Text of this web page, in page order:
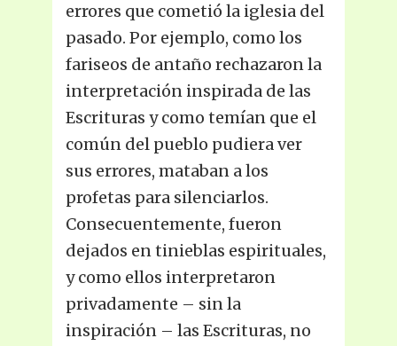
errores que cometió la iglesia del
pasado. Por ejemplo, como los
fariseos de antaño rechazaron la
interpretación inspirada de las
Escrituras y como temían que el
común del pueblo pudiera ver
sus errores, mataban a los
profetas para silenciarlos.
Consecuentemente, fueron
dejados en tinieblas espirituales,
y como ellos interpretaron
privadamente – sin la
inspiración – las Escrituras, no